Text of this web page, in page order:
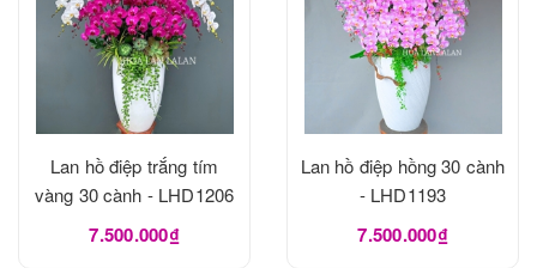
Lan hồ điệp trắng tím
vàng 30 cành - LHD1206
7.500.000₫
Lan hồ điệp hồng 30 cành
- LHD1193
7.500.000₫